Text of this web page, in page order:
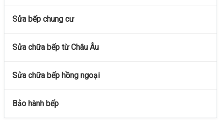
Sửa bếp chung cư
Sửa chữa bếp từ Châu Âu
Sửa chữa bếp hồng ngoại
Bảo hành bếp